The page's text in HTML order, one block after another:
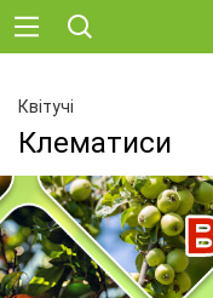
Квітучі
Клематиси